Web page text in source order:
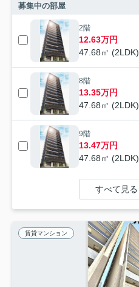
募集中の部屋
2階
12.63万円
47.68㎡ (2LDK)
8階
13.35万円
47.68㎡ (2LDK)
9階
13.47万円
47.68㎡ (2LDK)
すべて見る
賃貸マンション